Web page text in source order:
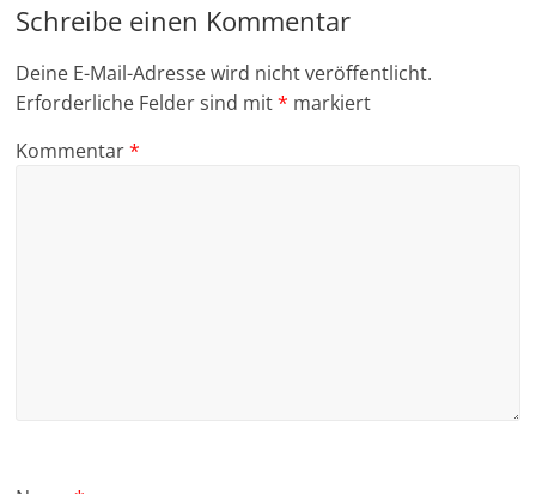
Schreibe einen Kommentar
Deine E-Mail-Adresse wird nicht veröffentlicht.
Erforderliche Felder sind mit* markiert
Kommentar*